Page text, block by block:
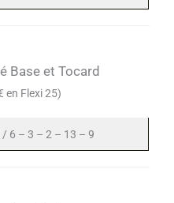
Base et Tocard
en Flexi 25)
6 – 3 – 2 – 13 – 9